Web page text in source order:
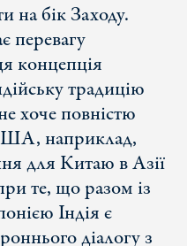
на бік Заходу.
перевагу
концепція
традицію
хоче повністю
наприклад,
для Китаю в Азії
те, що разом із
Індія є
діалогу з